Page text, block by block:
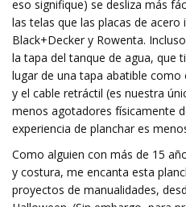
eso signifique) se desliza más
las telas que las placas de acero
Black+Decker y Rowenta.
la tapa del tanque de agua, que
lugar de una tapa abatible como
y el cable retráctil (es nuestra
menos agotadores físicamente
experiencia de planchar es
Como alguien con más de 15
y costura, me encanta esta
proyectos de manualidades,